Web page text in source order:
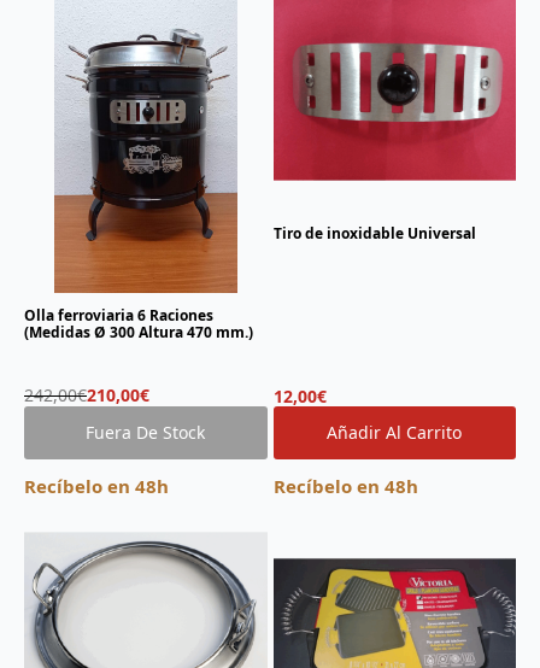
Olla ferroviaria 6 Raciones
(Medidas Ø 300 Altura 470 mm.)
242,00€
El
precio
210,00€
El
precio
Fuera De Stock
Recíbelo en 48h
Tiro de inoxidable Universal
12,00€
Añadir Al Carrito
Recíbelo en 48h